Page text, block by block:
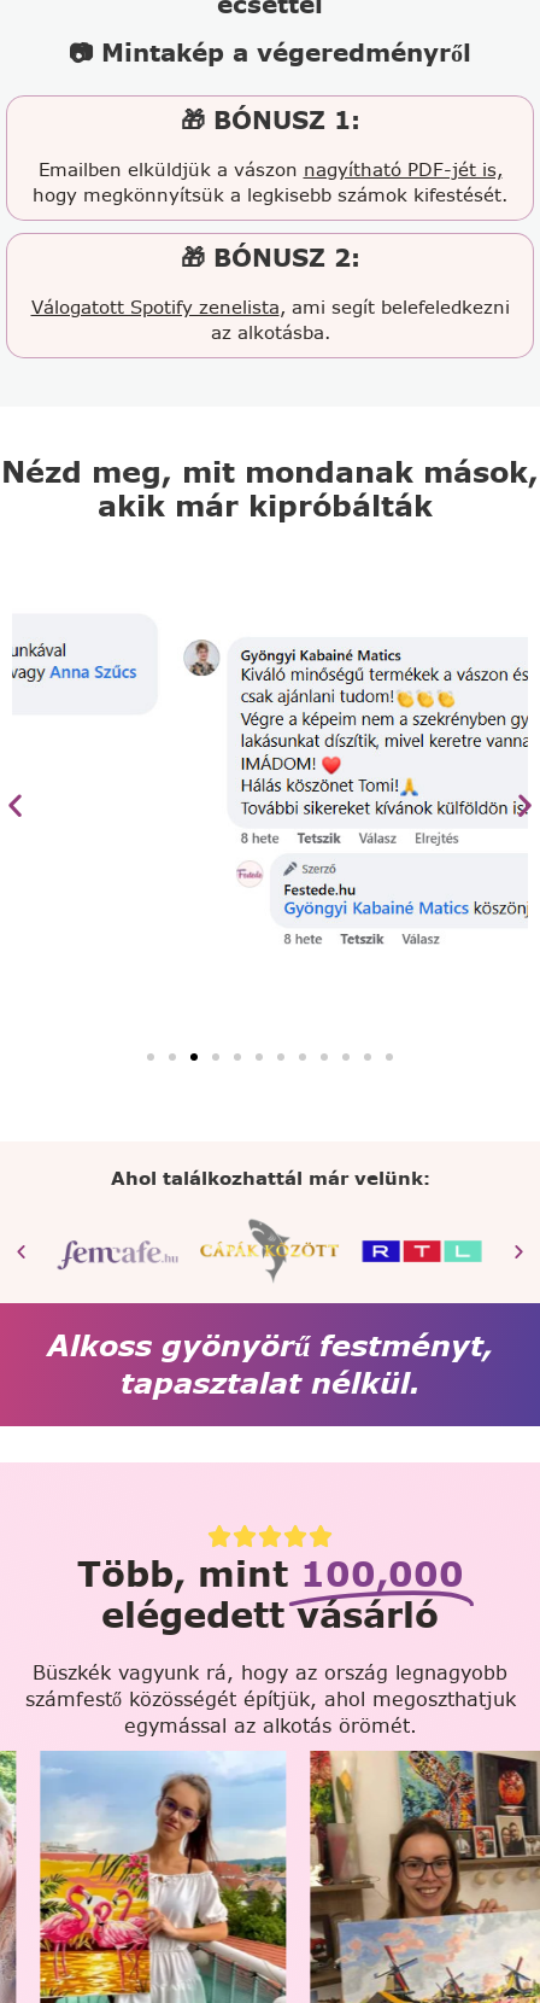
📷 Mintakép a végeredményről
🎁 BÓNUSZ 1:
Emailben elküldjük a vászon nagyítható PDF-jét is,
hogy megkönnyítsük a legkisebb számok kifestését.
🎁 BÓNUSZ 2:
Válogatott Spotify zenelista, ami segít belefeledkezni
az alkotásba.
Nézd meg, mit mondanak mások,
akik már kipróbálták
Ahol találkozhattál már velünk:
Alkoss gyönyörű festményt,
tapasztalat nélkül.
Több, mint 100,000
elégedett vásárló
Büszkék vagyunk rá, hogy az ország legnagyobb
számfestő közösségét építjük, ahol megoszthatjuk
egymással az alkotás örömét.